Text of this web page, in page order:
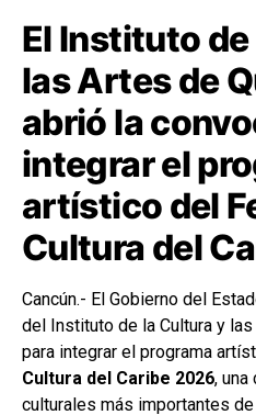
El Instituto
las Artes de
abrió la
integrar el
artístico del
Cultura del
Cancún.- El Gobierno del
del Instituto de la Cultura y
para integrar el programa
Cultura del Caribe 2026,
culturales más importantes de